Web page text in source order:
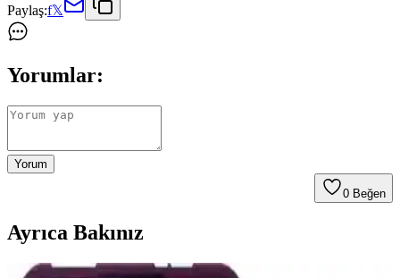
Paylaş:f𝕏
Yorumlar:
Yorum
0 Beğen
Ayrıca Bakınız